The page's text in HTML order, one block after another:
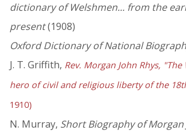
dictionary of Welshmen... from the
present(1908)
Oxford Dictionary of National
J. T. Griffith, Rev. Morgan John Rhys,
hero of civil and religious liberty of the
1910)
N. Murray, Short Biography of Morgan